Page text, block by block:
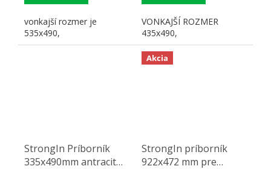
vonkajší rozmer je
535x490,
VONKAJŠÍ ROZMER
435x490,
StrongIn Príborník
335x490mm antracit
Akcia
StrongIn príborník
922x472 mm pre